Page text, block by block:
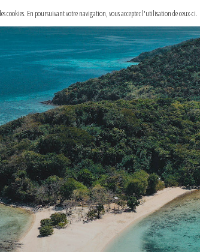
cookies. En poursuivant votre navigation, vous acceptez l'utilisation de ceux-ci.